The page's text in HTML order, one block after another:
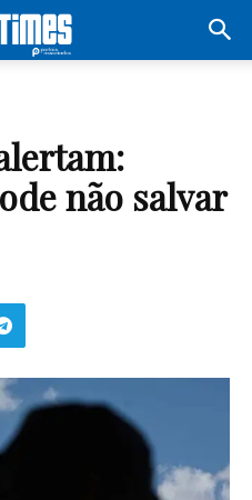
não salvar